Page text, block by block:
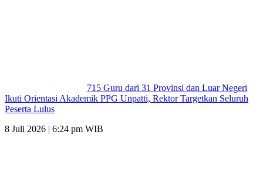
715 Guru dari 31 Provinsi dan Luar Negeri
Ikuti Orientasi Akademik PPG Unpatti, Rektor Targetkan Seluruh
Peserta Lulus
8 Juli 2026 | 6:24 pm WIB